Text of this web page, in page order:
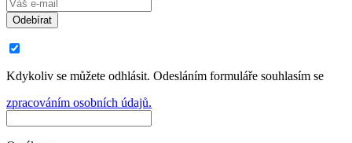
Odebírat
Kdykoliv se můžete odhlásit. Odesláním formuláře souhlasím se
zpracováním osobních údajů.